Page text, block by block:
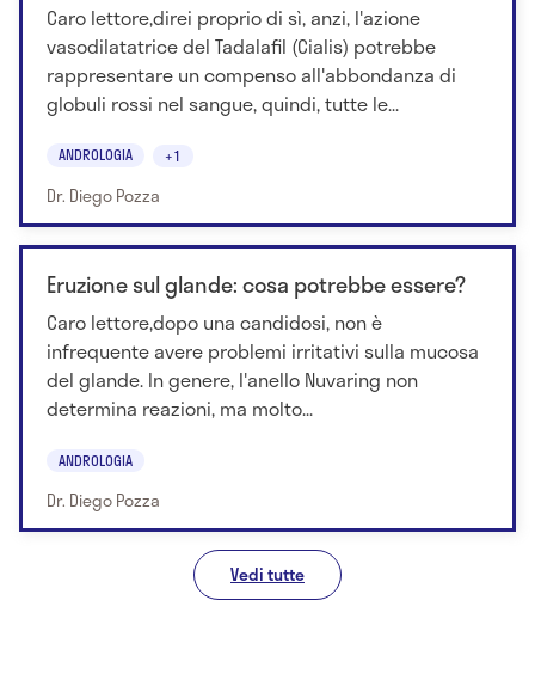
Caro lettore,direi proprio di sì, anzi, l'azione
vasodilatatrice del Tadalafil (Cialis) potrebbe
rappresentare un compenso all'abbondanza di
globuli rossi nel sangue, quindi, tutte le...
ANDROLOGIA +1
Dr. Diego Pozza
Eruzione sul glande: cosa potrebbe essere?
Caro lettore,dopo una candidosi, non è
infrequente avere problemi irritativi sulla mucosa
del glande. In genere, l'anello Nuvaring non
determina reazioni, ma molto...
ANDROLOGIA
Dr. Diego Pozza
Vedi tutte